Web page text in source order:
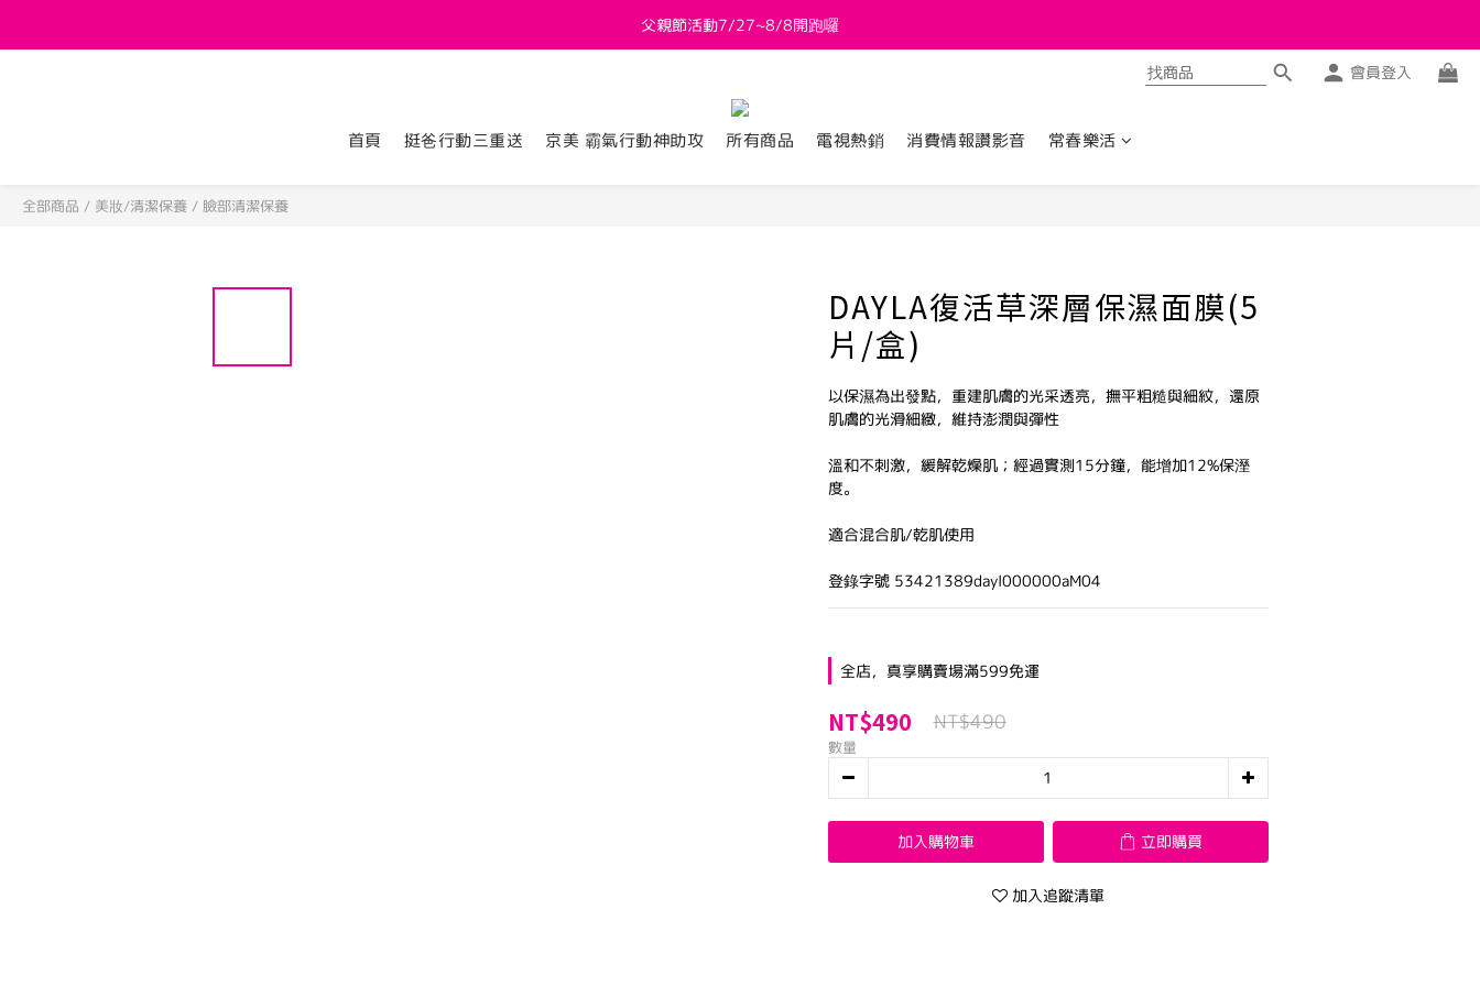
新會員送 $800購物金
父親節活動7/27~8/8開跑囉
會員登入
首頁 挺爸行動三重送 京美 霸氣行動神助攻 所有商品 電視熱銷 消費情報讚影音 常春樂活
全部商品 / 美妝/清潔保養 / 臉部清潔保養
DAYLA復活草深層保濕面膜(5
片/盒)
以保濕為出發點，重建肌膚的光采透亮，撫平粗糙與細紋，還原
肌膚的光滑細緻，維持澎潤與彈性
溫和不刺激，緩解乾燥肌；經過實測15分鐘，能增加12%保溼
度。
適合混合肌/乾肌使用
登錄字號 53421389dayl000000aM04
全店，真享購賣場滿599免運
NT$490 NT$490
數量
加入購物車 立即購買
加入追蹤清單